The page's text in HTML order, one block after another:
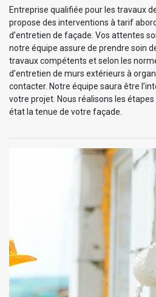
Entreprise qualifiée pour les travaux
propose des interventions à tarif
d’entretien de façade. Vos attentes
notre équipe assure de prendre soin
travaux compétents et selon les
d’entretien de murs extérieurs à
contacter. Notre équipe saura être
votre projet. Nous réalisons les
état la tenue de votre façade.